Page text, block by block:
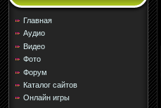
Главная
Аудио
Видео
Фото
Форум
Каталог сайтов
Онлайн игры